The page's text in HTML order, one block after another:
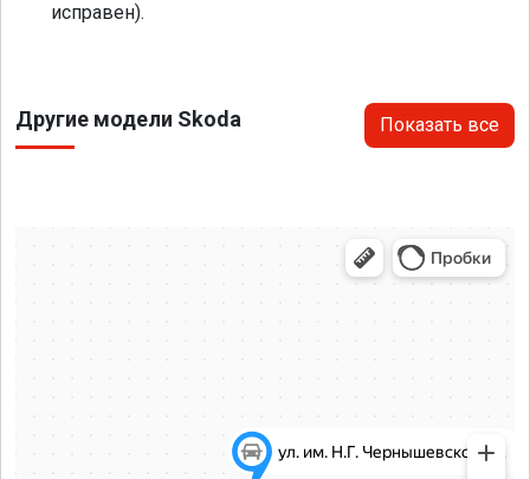
исправен).
Другие модели Skoda Показать все